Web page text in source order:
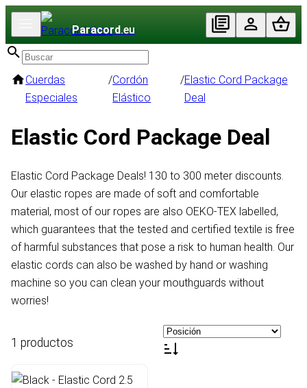
Paracord.eu
Cuerdas
Especiales
/Cordón
Elástico
/Elastic Cord Package
Deal
Elastic Cord Package Deal
Elastic Cord Package Deals! 130 to 300 meter discounts.
Our elastic ropes are made of soft and comfortable
material, most of our ropes are also OEKO-TEX labelled,
which guarantees that the tested and certified textile is free
of harmful substances that pose a risk to human health. Our
elastic cords can also be washed by hand or washing
machine so you can clean your mouthguards without
worries!
1 productos